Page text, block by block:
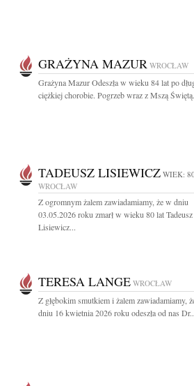
GRAŻYNA MAZUR WROCŁAW
Grażyna Mazur Odeszła w wieku 84 lat po
ciężkiej chorobie. Pogrzeb wraz z Mszą
TADEUSZ LISIEWICZ WIEK:
WROCŁAW
Z ogromnym żalem zawiadamiamy, że w dniu
03.05.2026 roku zmarł w wieku 80 lat Tadeusz
Lisiewicz...
TERESA LANGE WROCŁAW
Z głębokim smutkiem i żalem zawiadamiamy,
dniu 16 kwietnia 2026 roku odeszła od nas